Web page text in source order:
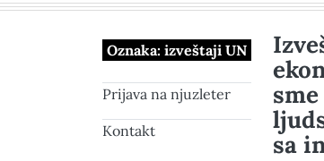
content
Oznaka: izveštaji UN
Prijava na njuzleter
Kontakt
sa